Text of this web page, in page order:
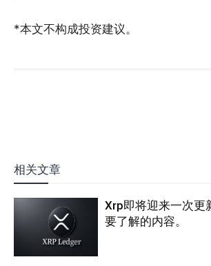
*本文不构成投资建议。
相关文章
Xrp即将迎来一次更
要了解的内容。